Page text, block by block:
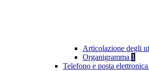
Articolazione degli
Organigramma 1
Telefono e posta elettronica